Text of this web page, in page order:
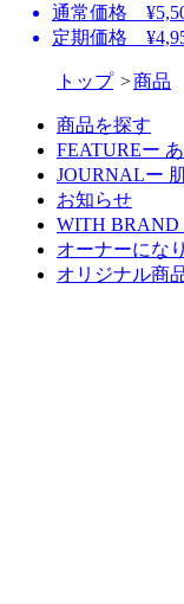
通常価格
定期価格
トップ 商品
商品を探す
FEATUREー
JOURNALー
お知らせ
WITH BRAND
オーナーにな
オリジナル商